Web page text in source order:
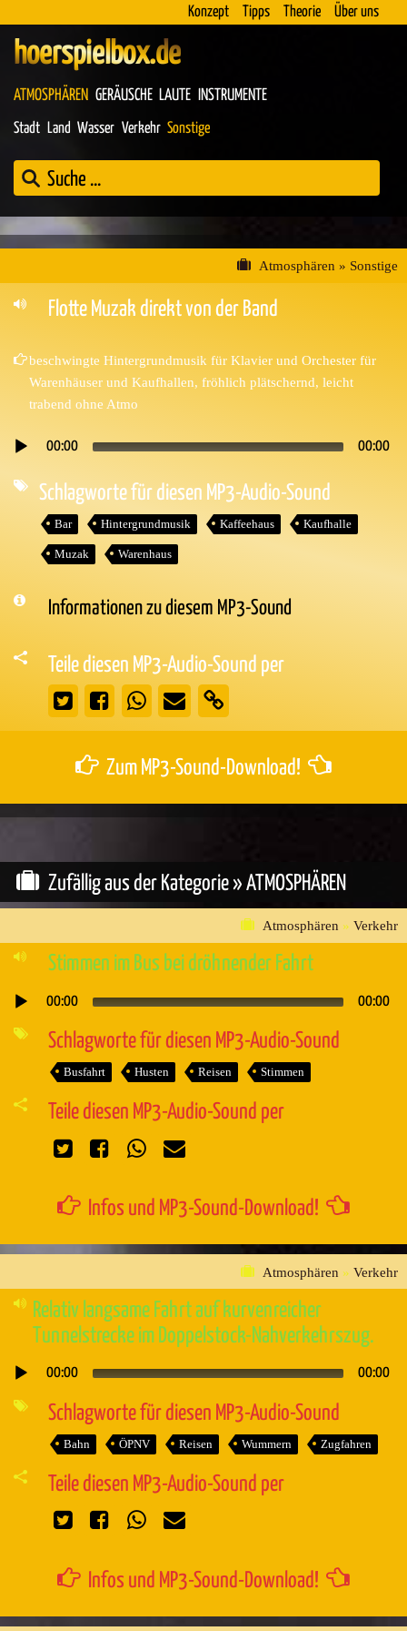
Konzept Tipps Theorie Über uns
hoerspielbox.de
ATMOSPHÄREN GERÄUSCHE LAUTE INSTRUMENTE
Stadt Land Wasser Verkehr Sonstige
Atmosphären » Sonstige
Flotte Muzak direkt von der Band
beschwingte Hintergrundmusik für Klavier und Orchester für
Warenhäuser und Kaufhallen, fröhlich plätschernd, leicht
trabend ohne Atmo
Audio-
00:00 00:00
Schlagworte für diesen MP3-Audio-Sound
Bar Hintergrundmusik Kaffeehaus Kaufhalle
Muzak Warenhaus
Informationen zu diesem MP3-Sound
Teile diesen MP3-Audio-Sound per
Zum MP3-Sound-Download!
Zufällig aus der Kategorie » ATMOSPHÄREN
Atmosphären » Verkehr
Stimmen im Bus bei dröhnender Fahrt
Audio-
00:00 00:00
Schlagworte für diesen MP3-Audio-Sound
Busfahrt Husten Reisen Stimmen
Teile diesen MP3-Audio-Sound per
Infos und MP3-Sound-Download!
Atmosphären » Verkehr
Relativ langsame Fahrt auf kurvenreicher
Tunnelstrecke im Doppelstock-Nahverkehrszug.
Audio-
00:00 00:00
Schlagworte für diesen MP3-Audio-Sound
Bahn ÖPNV Reisen Wummern Zugfahren
Teile diesen MP3-Audio-Sound per
Infos und MP3-Sound-Download!